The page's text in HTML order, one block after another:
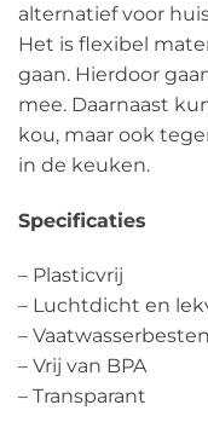
alternatief voor
Het is flexibel
gaan. Hierdoor
mee. Daarnaast
kou, maar ook
in de keuken.
Specificaties
– Plasticvrij
– Luchtdicht en
–
– Vrij van BPA
– Transparant